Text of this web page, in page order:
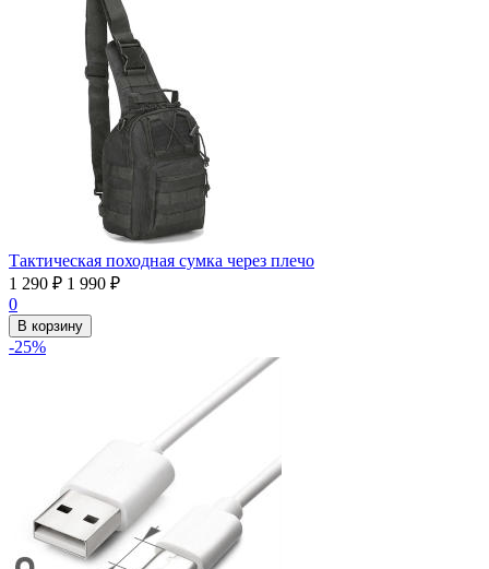
Тактическая походная сумка через плечо
1 290 ₽ 1 990 ₽
0
В корзину
-25%